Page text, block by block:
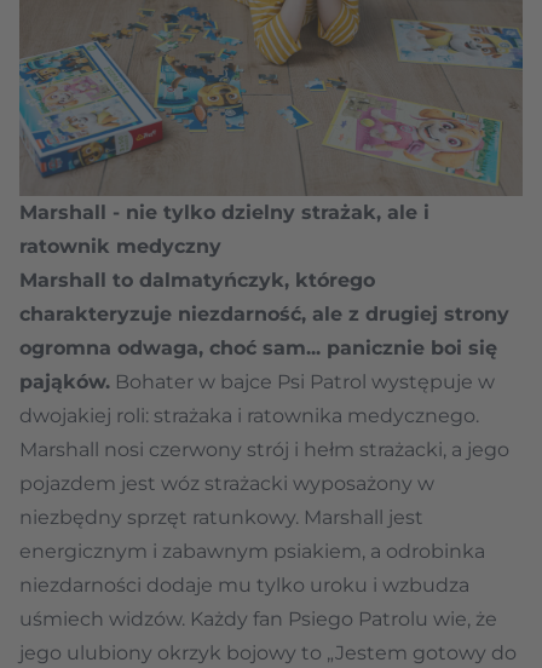
Marshall - nie tylko dzielny strażak, ale i
ratownik medyczny
Marshall to dalmatyńczyk, którego
charakteryzuje niezdarność, ale z drugiej strony
ogromna odwaga, choć sam... panicznie boi się
pająków. Bohater w bajce Psi Patrol występuje w
dwojakiej roli: strażaka i ratownika medycznego.
Marshall nosi czerwony strój i hełm strażacki, a jego
pojazdem jest wóz strażacki wyposażony w
niezbędny sprzęt ratunkowy. Marshall jest
energicznym i zabawnym psiakiem, a odrobinka
niezdarności dodaje mu tylko uroku i wzbudza
uśmiech widzów. Każdy fan Psiego Patrolu wie, że
jego ulubiony okrzyk bojowy to „Jestem gotowy do